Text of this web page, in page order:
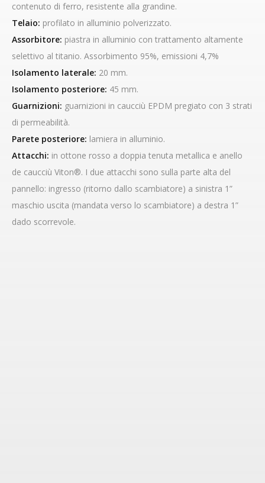
contenuto di ferro, resistente alla grandine.
Telaio: profilato in alluminio polverizzato.
Assorbitore: piastra in alluminio con trattamento altamente
selettivo al titanio. Assorbimento 95%, emissioni 4,7%
Isolamento laterale: 20 mm.
Isolamento posteriore: 45 mm.
Guarnizioni: guarnizioni in caucciù EPDM pregiato con 3 strati
di permeabilità.
Parete posteriore: lamiera in alluminio.
Attacchi: in ottone rosso a doppia tenuta metallica e anello
de caucciù Viton®. I due attacchi sono sulla parte alta del
pannello: ingresso (ritorno dallo scambiatore) a sinistra 1”
maschio uscita (mandata verso lo scambiatore) a destra 1”
dado scorrevole.